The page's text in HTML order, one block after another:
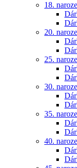
18.
20.
25.
30.
35.
40.